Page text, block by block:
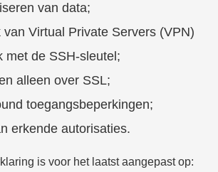
van data;
van Virtual Private Servers (VPN)
met de SSH-sleutel;
alleen over SSL;
toegangsbeperkingen;
erkende autorisaties.
is voor het laatst aangepast op: